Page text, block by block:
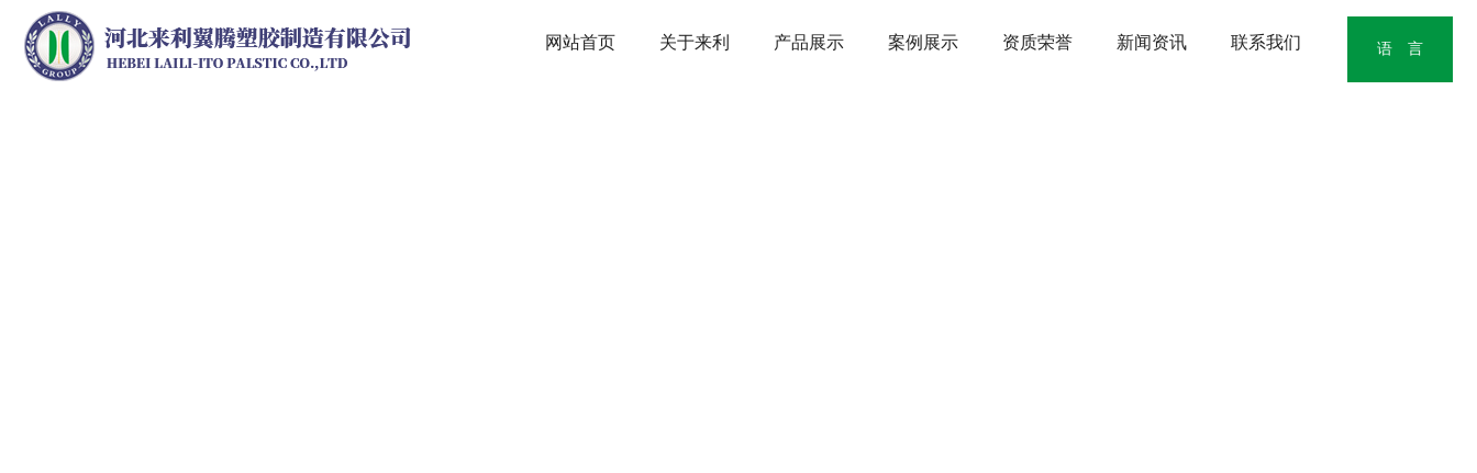
网站首页 关于来利 产品展示 案例展示 资质荣誉 新闻资讯 联系我们 语 言